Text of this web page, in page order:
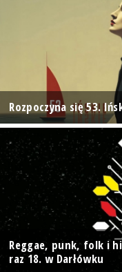
Rozpoczyna się 53.
Reggae, punk, folk i
raz 18. w Darłówku